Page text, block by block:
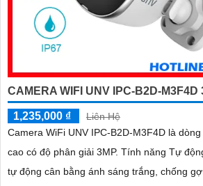
CAMERA WIFI UNV IPC-B2D-M3F4D
1,235,000 ₫
Liên Hệ
Camera WiFi UNV IPC-B2D-M3F4D là
cao có độ phân giải 3MP. Tính năng Tự
tự động cân bằng ánh sáng trắng, chống